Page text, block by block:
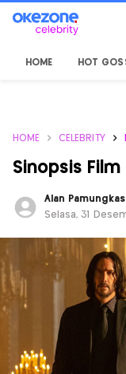
HOME HOT
HOME CELEBRITY
Sinopsis
Alan Pamungkas
Selasa, 31